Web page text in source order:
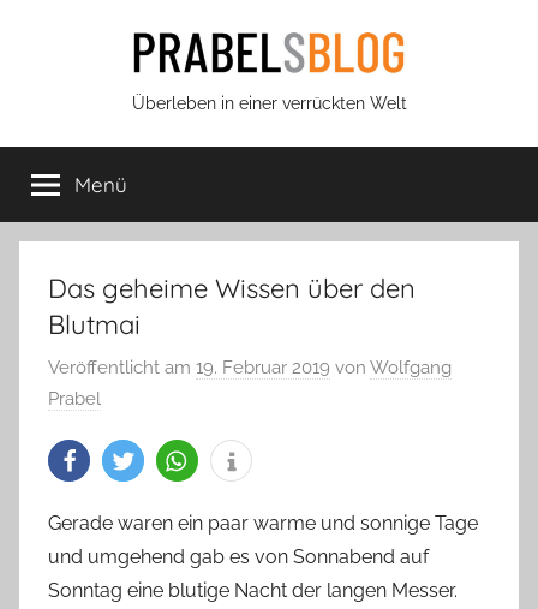
Prabels
Blog
Überleben in einer verrückten Welt
Menü
Das geheime Wissen über den
Blutmai
Veröffentlicht am 19. Februar 2019 von Wolfgang
Prabel
Gerade waren ein paar warme und sonnige Tage
und umgehend gab es von Sonnabend auf
Sonntag eine blutige Nacht der langen Messer.